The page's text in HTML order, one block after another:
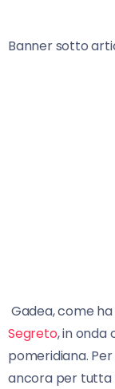
Banner sotto
Gadea, come
Segreto, in onda
pomeridiana.
ancora per tutta